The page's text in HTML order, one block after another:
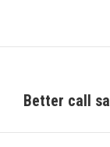
NextBetter call